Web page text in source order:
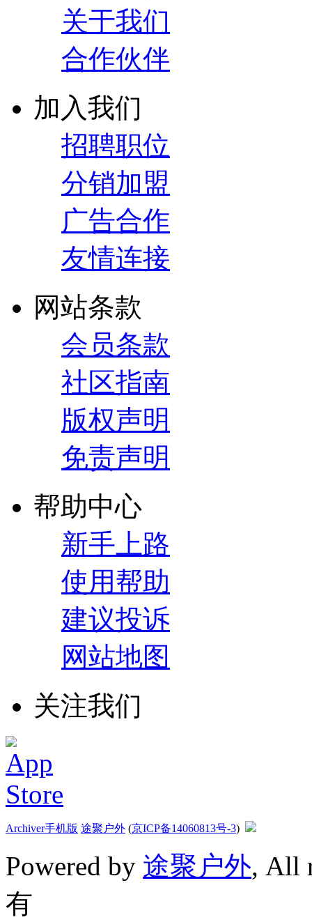
关于我们
合作伙伴
加入我们
招聘职位
分销加盟
广告合作
友情连接
网站条款
会员条款
社区指南
版权声明
免责声明
帮助中心
新手上路
使用帮助
建议投诉
网站地图
关注我们
Archiver手机版 途聚户外 (京ICP备14060813号-3)
Powered by 途聚户外, All
有